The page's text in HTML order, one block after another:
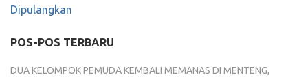
Dipulangkan
POS-POS TERBARU
DUA KELOMPOK PEMUDA KEMBALI MEMANAS DI MENTENG,